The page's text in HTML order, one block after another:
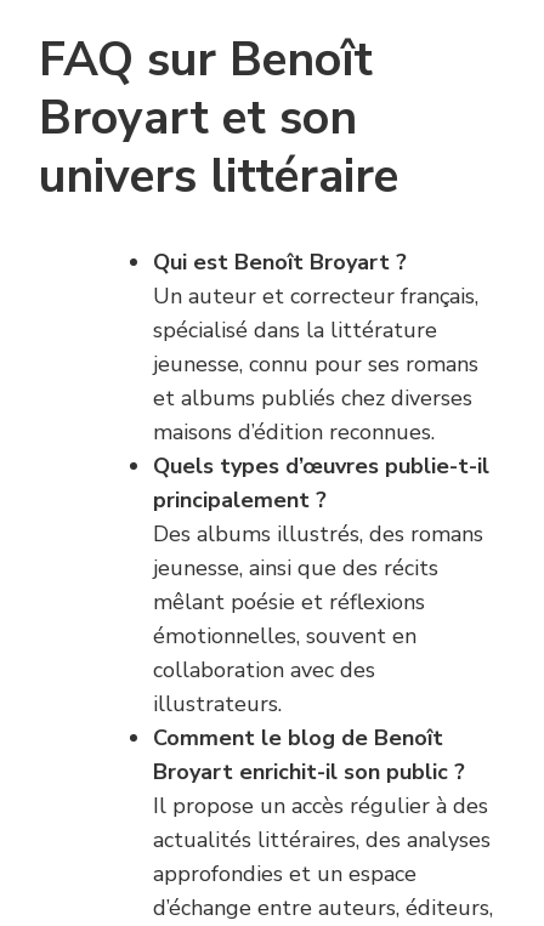
FAQ sur Benoît
Broyart et son
univers littéraire
Qui est Benoît Broyart ?
Un auteur et correcteur français,
spécialisé dans la littérature
jeunesse, connu pour ses romans
et albums publiés chez diverses
maisons d’édition reconnues.
Quels types d’œuvres publie-t-il
principalement ?
Des albums illustrés, des romans
jeunesse, ainsi que des récits
mêlant poésie et réflexions
émotionnelles, souvent en
collaboration avec des
illustrateurs.
Comment le blog de Benoît
Broyart enrichit-il son public ?
Il propose un accès régulier à des
actualités littéraires, des analyses
approfondies et un espace
d’échange entre auteurs, éditeurs,